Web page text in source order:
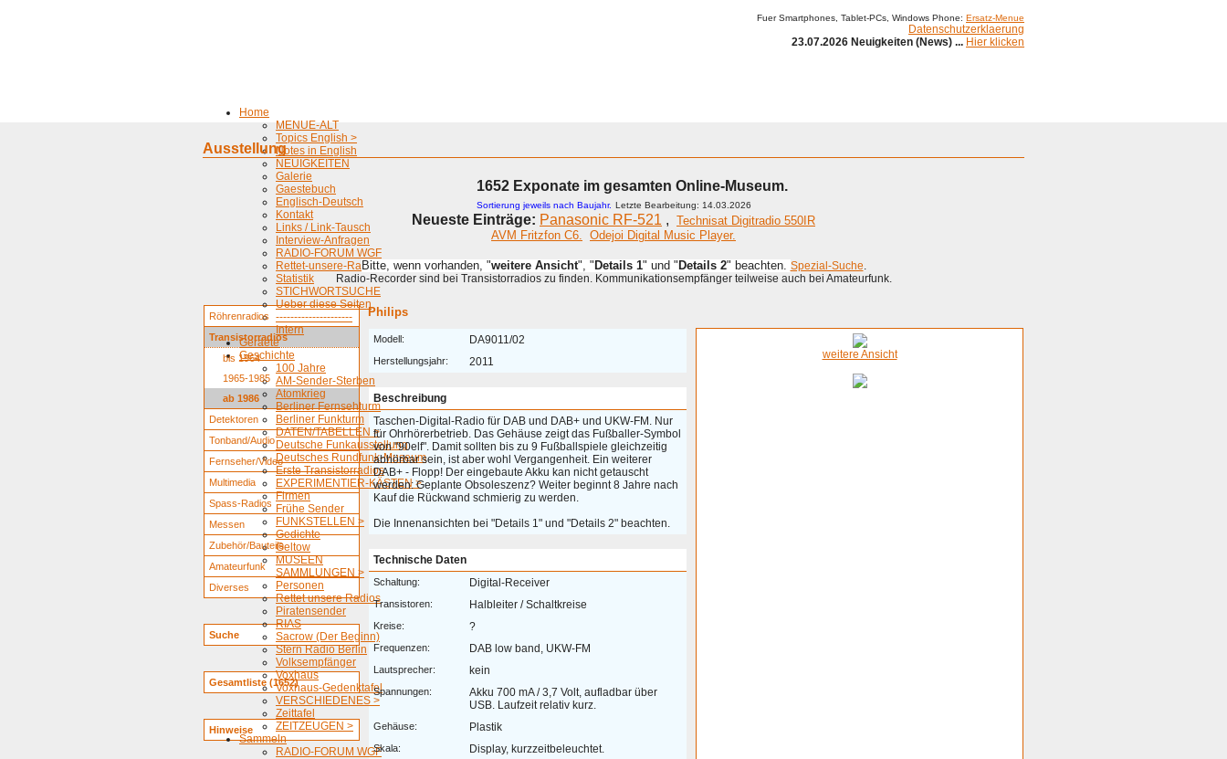
Fuer Smartphones, Tablet-PCs, Windows Phone: Ersatz-Menue
Datenschutzerklaerung
23.07.2026 Neuigkeiten (News) ... Hier klicken
Home
MENUE-ALT
Topics English >
Notes in English
NEUIGKEITEN
Galerie
Gaestebuch
Englisch-Deutsch
Kontakt
Links / Link-Tausch
Interview-Anfragen
RADIO-FORUM WGF
Rettet-unsere-Radios
Statistik
STICHWORTSUCHE
Ueber diese Seiten
---------------------
Intern
Geraete
Geschichte
100 Jahre
AM-Sender-Sterben
Atomkrieg
Berliner Fernsehturm
Berliner Funkturm
DATEN/TABELLEN >
Deutsche Funkausstellung
Deutsches Rundfunk-Museum
Erste Transistorradios
EXPERIMENTIER-KÄSTEN >
Firmen
Frühe Sender
FUNKSTELLEN >
Gedichte
Geltow
MUSEEN
SAMMLUNGEN >
Personen
Rettet unsere Radios
Piratensender
RIAS
Sacrow (Der Beginn)
Stern Radio Berlin
Volksempfänger
Voxhaus
Voxhaus-Gedenktafel
VERSCHIEDENES >
Zeittafel
ZEITZEUGEN >
Sammeln
RADIO-FORUM WGF
Ausstellung
1652 Exponate im gesamten Online-Museum.
Sortierung jeweils nach Baujahr. Letzte Bearbeitung: 14.03.2026
Neueste Einträge: Panasonic RF-521 , Technisat Digitradio 550IR
AVM Fritzfon C6. Odejoi Digital Music Player.
Bitte, wenn vorhanden, "weitere Ansicht", " Details 1" und " Details 2" beachten. Spezial-Suche.
Radio-Recorder sind bei Transistorradios zu finden. Kommunikationsempfänger teilweise auch bei Amateurfunk.
Röhrenradios
Transistorradios
bis 1964
1965-1985
ab 1986
Detektoren
Tonband/Audio
Fernseher/Video
Multimedia
Spass-Radios
Messen
Zubehör/Bauteile
Amateurfunk
Diverses
Suche
Gesamtliste (1652)
Hinweise
Philips
Modell: DA9011/02
Herstellungsjahr: 2011
Beschreibung
Taschen-Digital-Radio für DAB und DAB+ und UKW-FM. Nur
für Ohrhörerbetrieb. Das Gehäuse zeigt das Fußballer-Symbol
von "90elf". Damit sollten bis zu 9 Fußballspiele gleichzeitig
abhörbar sein, ist aber wohl Vergangenheit. Ein weiterer
DAB+ - Flopp! Der eingebaute Akku kan nicht getauscht
werden: Geplante Obsoleszenz? Weiter beginnt 8 Jahre nach
Kauf die Rückwand schmierig zu werden.
Die Innenansichten bei "Details 1" und "Details 2" beachten.
Technische Daten
Schaltung: Digital-Receiver
Transistoren: Halbleiter / Schaltkreise
Kreise: ?
Frequenzen: DAB low band, UKW-FM
Lautsprecher: kein
Spannungen:
Akku 700 mA / 3,7 Volt, aufladbar über
USB. Laufzeit relativ kurz.
Gehäuse: Plastik
Skala: Display, kurzzeitbeleuchtet.
weitere Ansicht